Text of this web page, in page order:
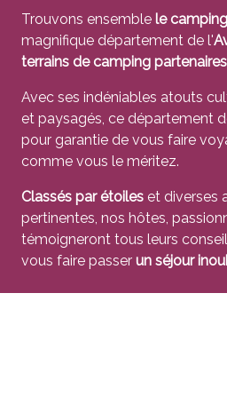
Trouvons ensemble le
magnifique département de l'
terrains de camping
Avec ses indéniables atouts
et paysagés, ce département
pour garantie de vous faire
comme vous le méritez.
Classés par étoiles et diverses
pertinentes, nos hôtes,
témoigneront tous leurs
vous faire passer un séjour